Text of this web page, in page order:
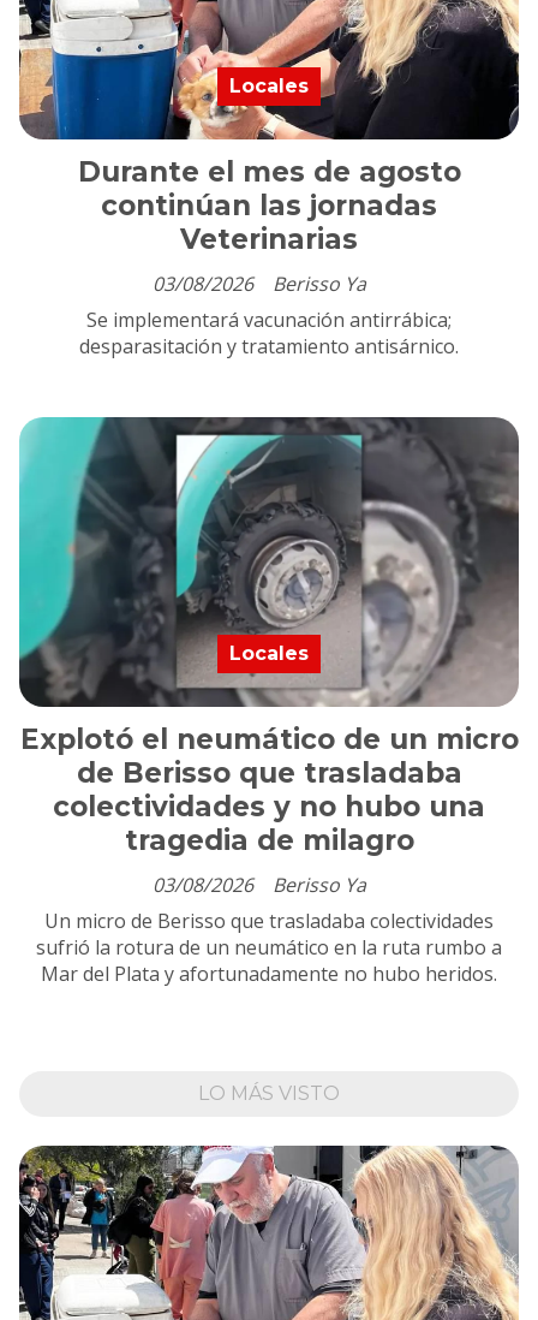
Durante el mes de agosto
continúan las jornadas
Veterinarias
Berisso Ya
Locales
03/08/2026
Se implementará vacunación antirrábica;
desparasitación y tratamiento antisárnico.
Explotó el neumático de un micro
de Berisso que trasladaba
colectividades y no hubo una
tragedia de milagro
Berisso Ya
Locales
03/08/2026
Un micro de Berisso que trasladaba colectividades
sufrió la rotura de un neumático en la ruta rumbo a
Mar del Plata y afortunadamente no hubo heridos.
LO MÁS VISTO